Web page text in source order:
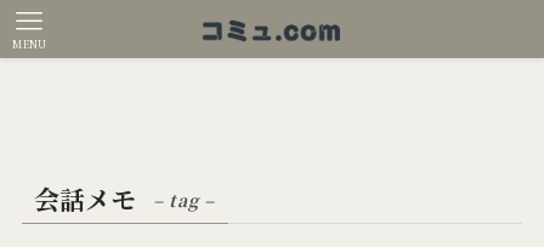
MENU
会話メモ – tag –